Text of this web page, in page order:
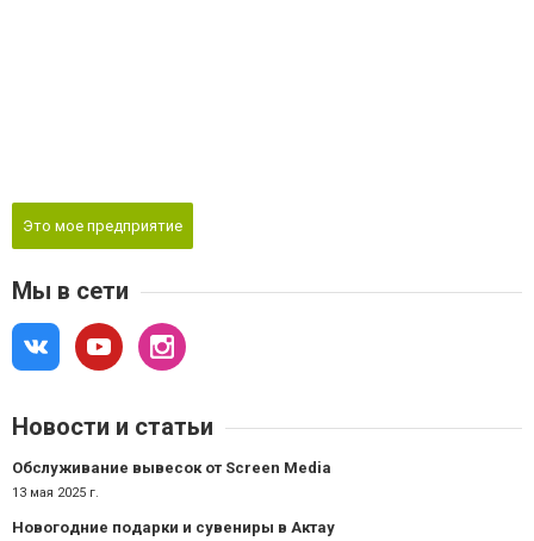
Это мое предприятие
Мы в сети
Новости и статьи
Обслуживание вывесок от Screen Media
13 мая 2025 г.
Новогодние подарки и сувениры в Актау